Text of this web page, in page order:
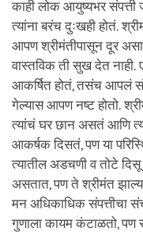
काही लोक आयुष्यभर
त्यांना बरंच दुःखही होतं.
आपण श्रीमंतीपासून दूर
वास्तविक ती सुख देत
आकर्षित होतं, तसंच आपलं
गेल्यास आपण नष्ट होतो.
त्यांचं घर छान असतं आणि
आकर्षक दिसतं, पण या
त्यातील अडचणी व तोटे दिसू
असतात, पण ते श्रीमंत
मन अधिकाधिक संपत्तीचा
गुणाला कायम कंटाळतो, पण